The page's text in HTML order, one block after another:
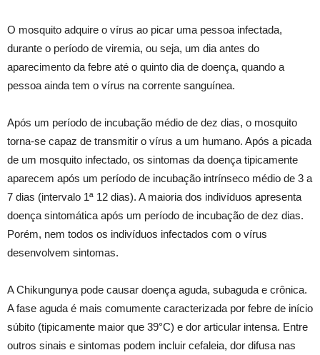
O mosquito adquire o vírus ao picar uma pessoa infectada,
durante o período de viremia, ou seja, um dia antes do
aparecimento da febre até o quinto dia de doença, quando a
pessoa ainda tem o vírus na corrente sanguínea.
Após um período de incubação médio de dez dias, o mosquito
torna-se capaz de transmitir o vírus a um humano. Após a picada
de um mosquito infectado, os sintomas da doença tipicamente
aparecem após um período de incubação intrínseco médio de 3 a
7 dias (intervalo 1ª 12 dias). A maioria dos indivíduos apresenta
doença sintomática após um período de incubação de dez dias.
Porém, nem todos os indivíduos infectados com o vírus
desenvolvem sintomas.
A Chikungunya pode causar doença aguda, subaguda e crônica.
A fase aguda é mais comumente caracterizada por febre de início
súbito (tipicamente maior que 39°C) e dor articular intensa. Entre
outros sinais e sintomas podem incluir cefaleia, dor difusa nas